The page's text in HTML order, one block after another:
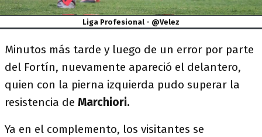
Liga Profesional - @Velez
Minutos más tarde y luego de un error por parte
del Fortín, nuevamente apareció el delantero,
quien con la pierna izquierda pudo superar la
resistencia de Marchiori.
Ya en el complemento, los visitantes se